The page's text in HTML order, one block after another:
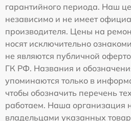
гарантийного периода. Наш
независимо и не имеет
производителя. Цены на
носят исключительно
не являются публичной
ГК РФ. Названия и
упоминаются только в
чтобы обозначить перечень
работаем. Наша организация
владельцами указанных